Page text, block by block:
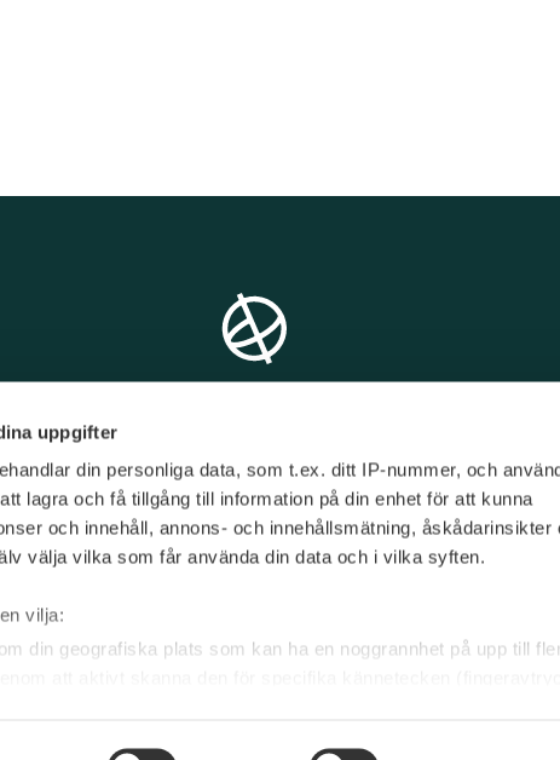
uppgifter
din personliga data, som t.ex. ditt IP-nummer, och
lagra och få tillgång till information på din enhet för att kunna
och innehåll, annons- och innehållsmätning, åskådarinsikter
välja vilka som får använda din data och i vilka syften.
vilja:
din geografiska plats som kan ha en noggrannhet på upp till